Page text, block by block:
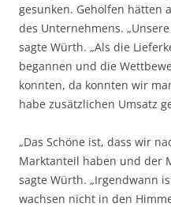
gesunken. Geholfen hätten
des Unternehmens.
sagte Würth. „Als die
begannen und die
konnten, da konnten wir
habe zusätzlichen Umsatz
„Das Schöne ist, dass wir
Marktanteil haben und der
sagte Würth. „Irgendwann
wachsen nicht in den